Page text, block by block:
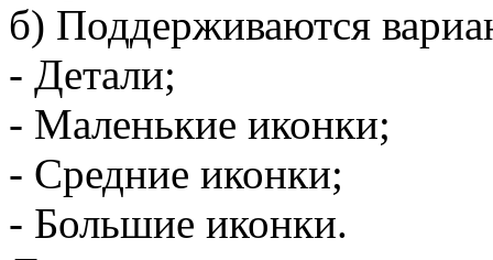
б) Поддерживаются
- Детали;
- Маленькие иконки;
- Средние иконки;
- Большие иконки.